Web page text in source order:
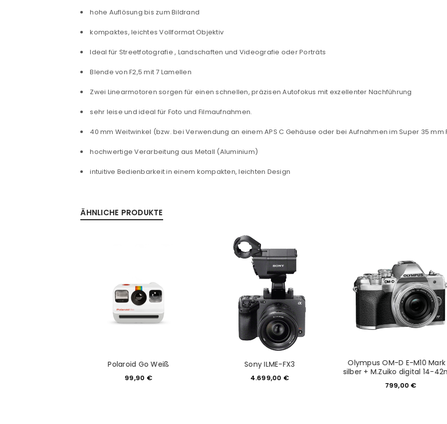
Benutzername oder E-Mail-Adresse
Passwort*
PASSWORT VERGESSEN?
NEWSLETTER ABONNIEREN
Ich stimme zu
hohe Auflösung bis zum Bildrand
kompaktes, leichtes Vollformat Objektiv
Ideal für Streetfotografie , Landschaften und Videografie oder Porträts
Blende von F2,5 mit 7 Lamellen
Zwei Linearmotoren sorgen für einen schnellen, präzisen Autofokus mit exzellenter Nachführung
sehr leise und ideal für Foto und Filmaufnahmen.
40 mm Weitwinkel (bzw. bei Verwendung an einem APS C Gehäuse oder bei Aufnahmen im Super 35
hochwertige Verarbeitung aus Metall (Aluminium)
intuitive Bedienbarkeit in einem kompakten, leichten Design
ÄHNLICHE PRODUKTE
Polaroid Go Weiß
99,90 €
Sony ILME-FX3
4.699,00 €
Olympus OM-D E-M10 Mark
silber + M.Zuiko digital 14-
799,00€